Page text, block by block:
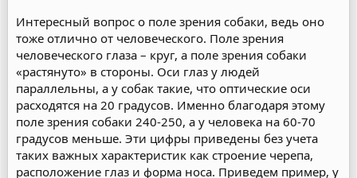
Интересный вопрос о поле зрения собаки, ведь оно
тоже отлично от человеческого. Поле зрения
человеческого глаза – круг, а поле зрения собаки
«растянуто» в стороны. Оси глаз у людей
параллельны, а у собак такие, что оптические оси
расходятся на 20 градусов. Именно благодаря этому
поле зрения собаки 240-250, а у человека на 60-70
градусов меньше. Эти цифры приведены без учета
таких важных характеристик как строение черепа,
расположение глаз и форма носа. Приведем пример, у